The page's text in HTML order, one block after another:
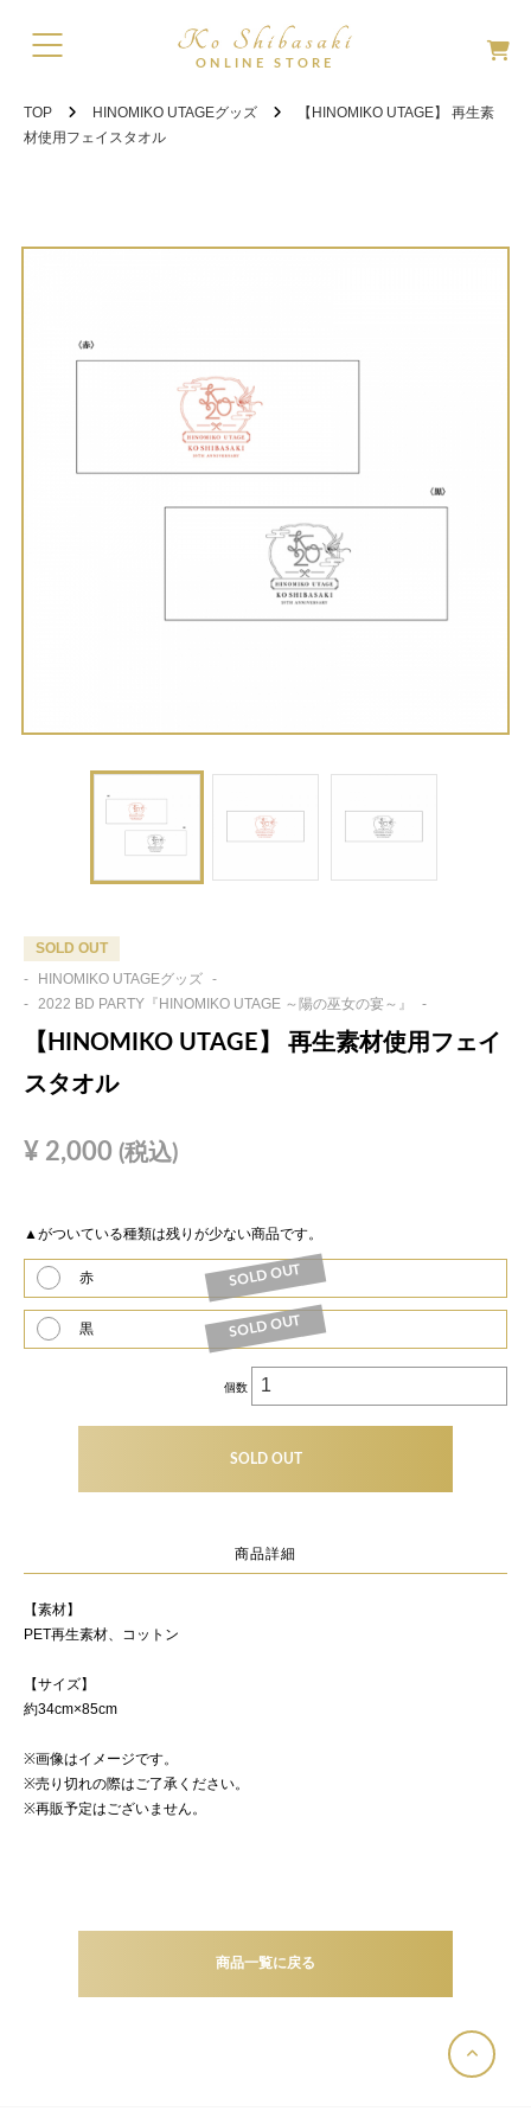
TOP HINOMIKO UTAGEグッズ
【HINOMIKO UTAGE】 再生素
材使用フェイスタオル
SOLD OUT
-
HINOMIKO UTAGEグッズ -
-
2022 BD PARTY『HINOMIKO UTAGE ～陽の巫女の宴～』 -
【HINOMIKO UTAGE】 再生素材使用フェイ
スタオル
¥ 2,000 (税込)
▲ がついている種類は残りが少ない商品です。
赤 SOLD OUT
黒 SOLD OUT
個数
SOLD OUT
商品詳細
【素材】
PET再生素材、コットン
【サイズ】
約34cm×85cm
※画像はイメージです。
※売り切れの際はご了承ください。
※再販予定はございません。
商品一覧に戻る